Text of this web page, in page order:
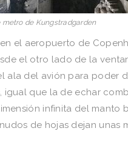
metro de Kungstradgarden
el aeropuerto de
el otro lado de la
del avión para poder
que la de echar
infinita del manto
de hojas dejan unas